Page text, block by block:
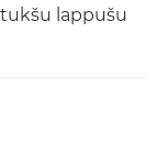
lappušu